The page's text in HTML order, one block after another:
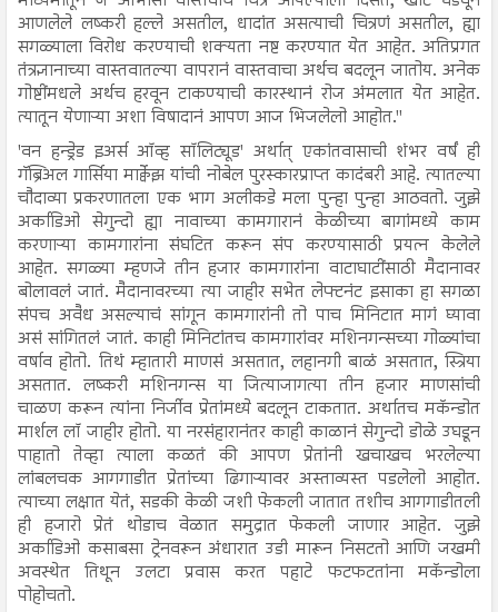
आणलेले लष्करी हल्ले असतील, धादांत असत्याची चित्रणं असतील, ह्या
सगळ्याला विरोध करण्याची शक्यता नष्ट करण्यात येत आहेत. अतिप्रगत
तंत्रज्ञानाच्या वास्तवातल्या वापरानं वास्तवाचा अर्थच बदलून जातोय. अनेक
गोष्टींमधले अर्थच हरवून टाकण्याची कारस्थानं रोज अंमलात येत आहेत.
त्यातून येणाऱ्या अशा विषादानं आपण आज भिजलेलो आहोत."
'वन हन्ड्रेड इअर्स ऑव्ह सॉलिट्यूड' अर्थात् एकांतवासाची शंभर वर्षं ही
गॅब्रिअल गार्सिया मार्क्वेझ यांची नोबेल पुरस्कारप्राप्त कादंबरी आहे. त्यातल्या
चौदाव्या प्रकरणातला एक भाग अलीकडे मला पुन्हा पुन्हा आठवतो. जुझे
अर्काडिओ सेगुन्दो ह्या नावाच्या कामगारानं केळीच्या बागांमध्ये काम
करणाऱ्या कामगारांना संघटित करून संप करण्यासाठी प्रयत्न केलेले
आहेत. सगळ्या म्हणजे तीन हजार कामगारांना वाटाघाटींसाठी मैदानावर
बोलावलं जातं. मैदानावरच्या त्या जाहीर सभेत लेफ्टनंट इसाका हा सगळा
संपच अवैध असल्याचं सांगून कामगारांनी तो पाच मिनिटात मागं घ्यावा
असं सांगितलं जातं. काही मिनिटांतच कामगारांवर मशिनगन्सच्या गोळ्यांचा
वर्षाव होतो. तिथं म्हातारी माणसं असतात, लहानगी बाळं असतात, स्त्रिया
असतात. लष्करी मशिनगन्स या जित्याजागत्या तीन हजार माणसांची
चाळण करून त्यांना निर्जीव प्रेतांमध्ये बदलून टाकतात. अर्थातच मकॅन्डोत
मार्शल लॉ जाहीर होतो. या नरसंहारानंतर काही काळानं सेगुन्दो डोळे उघडून
पाहातो तेव्हा त्याला कळतं की आपण प्रेतांनी खचाखच भरलेल्या
लांबलचक आगगाडीत प्रेतांच्या ढिगाऱ्यावर अस्ताव्यस्त पडलेलो आहोत.
त्याच्या लक्षात येतं, सडकी केळी जशी फेकली जातात तशीच आगगाडीतली
ही हजारो प्रेतं थोडाच वेळात समुद्रात फेकली जाणार आहेत. जुझे
अर्काडिओ कसाबसा ट्रेनवरून अंधारात उडी मारून निसटतो आणि जखमी
अवस्थेत तिथून उलटा प्रवास करत पहाटे फटफटतांना मकॅन्डोला
पोहोचतो.